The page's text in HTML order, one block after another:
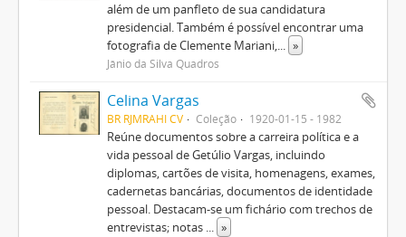
além de um panfleto de sua candidatura
presidencial. Também é possível encontrar uma
fotografia de Clemente Mariani,... »
Jânio da Silva Quadros
Celina Vargas
BR RJMRAHI CV Coleção 1920-01-15 - 1982
Reúne documentos sobre a carreira política e a
vida pessoal de Getúlio Vargas, incluindo
diplomas, cartões de visita, homenagens, exames,
cadernetas bancárias, documentos de identidade
pessoal. Destacam-se um fichário com trechos de
entrevistas; notas ... »